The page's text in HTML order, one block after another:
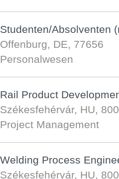
Studenten/Absolventen
Offenburg, DE, 77656
Personalwesen
Rail Product
Székesfehérvár, HU,
Project Management
Welding Process
Székesfehérvár, HU,